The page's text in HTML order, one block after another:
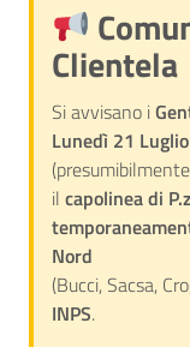
Clientela
Si avvisano i
Lunedì 21
il capolinea di
Nord
(Bucci, Sacsa,
INPS.